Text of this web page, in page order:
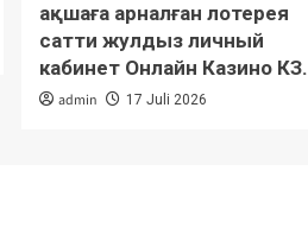
ақшаға арналған лотерея
сатти жулдыз личный
кабинет Онлайн Казино КЗ.
admin 17 Juli 2026